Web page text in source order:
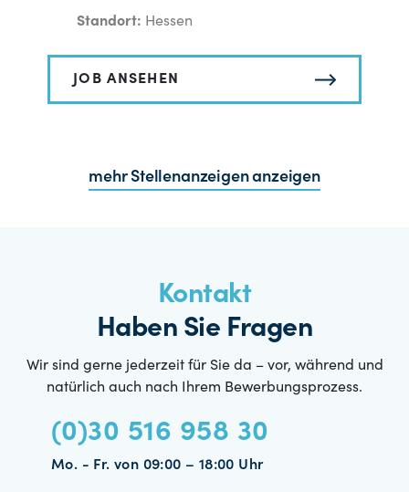
Standort: Hessen
JOB ANSEHEN
mehr Stellenanzeigen anzeigen
Kontakt
Haben Sie Fragen
Wir sind gerne jederzeit für Sie da – vor, während und
natürlich auch nach Ihrem Bewerbungsprozess.
(0)30 516 958 30
Mo. - Fr. von 09:00 – 18:00 Uhr